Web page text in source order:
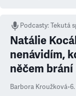
Podcasty:Tekutá
Natálie
nenávidím,
něčem brání
Barbora Kroužková•